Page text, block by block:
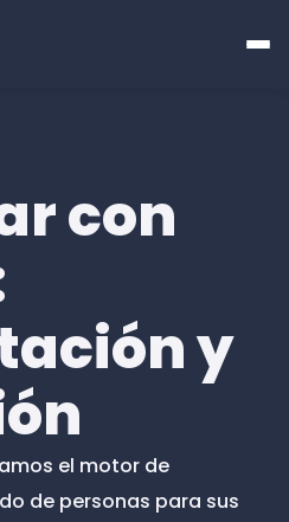
con
y
el motor de
de personas para sus